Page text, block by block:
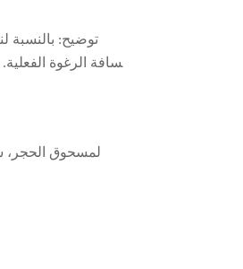
توضيح: بالنسبة
مسافة الرغوة